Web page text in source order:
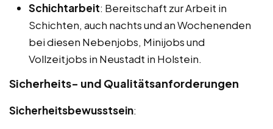
Schichtarbeit: Bereitschaft zur Arbeit in
Schichten, auch nachts und an Wochenenden
bei diesen Nebenjobs, Minijobs und
Vollzeitjobs in Neustadt in Holstein.
Sicherheits- und Qualitätsanforderungen
Sicherheitsbewusstsein: